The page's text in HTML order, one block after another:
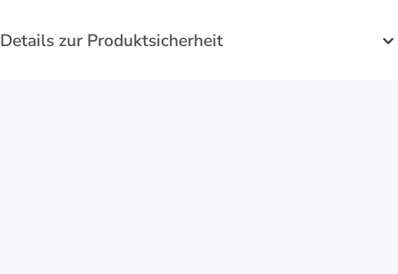
Details zur Produktsicherheit